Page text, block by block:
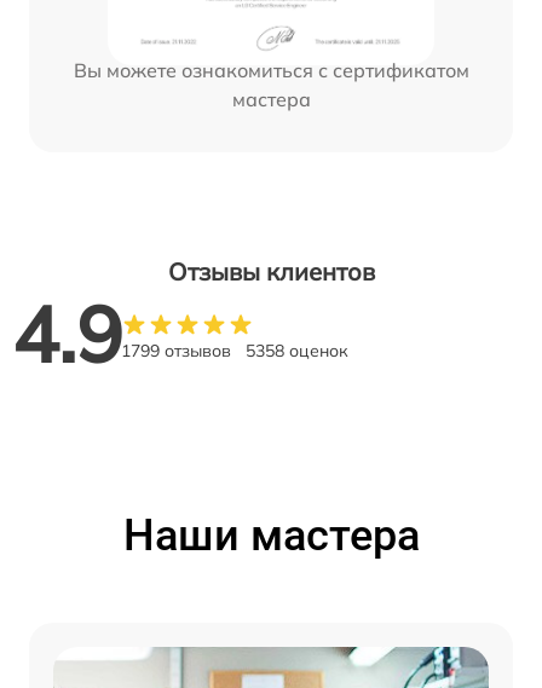
Вы можете ознакомиться с сертификатом
мастера
Отзывы клиентов
4.91799 отзывов 5358 оценок
Наши мастера